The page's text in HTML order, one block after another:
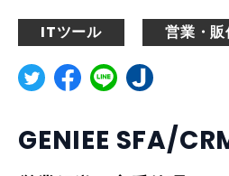
ITツール 営業・販
GENIEE SFA/